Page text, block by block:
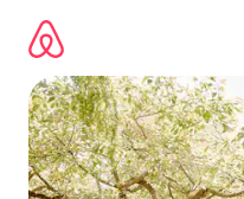
sadržaj